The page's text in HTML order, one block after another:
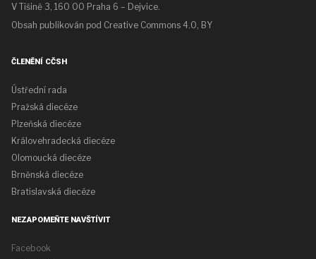
V Tišině 3, 160 00 Praha 6 – Dejvice.
Obsah publikován pod Creative Commons 4.0, BY
ČLENĚNÍ CČSH
Ústřední rada
Pražská diecéze
Plzeňská diecéze
Královehradecká diecéze
Olomoucká diecéze
Brněnská diecéze
Bratislavská diecéze
NEZAPOMEŇTE NAVŠTÍVIT
Facebook